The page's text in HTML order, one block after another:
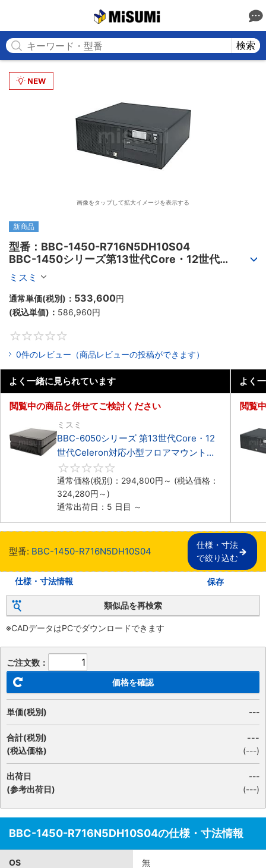
検索
画像をタップして拡大イメージを表示する
新商品
型番：BBC-1450-R716N5DH10S04
BBC-1450シリーズ第13世代Core・12世代
Celeron対応小型フロアマウント4PCIe
ミスミ
通常単価(税別)： 533,600円
(税込単価)： 586,960円
0件のレビュー（商品レビューの投稿ができます）
よく一緒に見られています
閲覧中の商品と併せてご検討ください
ミスミ
BBC-6050シリーズ 第13世代Core・12
世代Celeron対応小型フロアマウント
3PCIe
通常価格(税別)： 294,800円 ～ (税込価格：
324,280円 ～)
通常出荷日：5 日目 ～
よく
閲覧
型番: BBC-1450-R716N5DH10S04
仕様・寸法
で絞り込む
仕様・寸法情報 保存
類似品を再検索
※CADデータはPCでダウンロードできます
ご注文数：
価格を確認
単価(税別) ---
合計(税別)
(税込価格)
---
(---)
出荷日
(参考出荷日)
---
(---)
BBC-1450-R716N5DH10S04の仕様・寸法情報
OS 無